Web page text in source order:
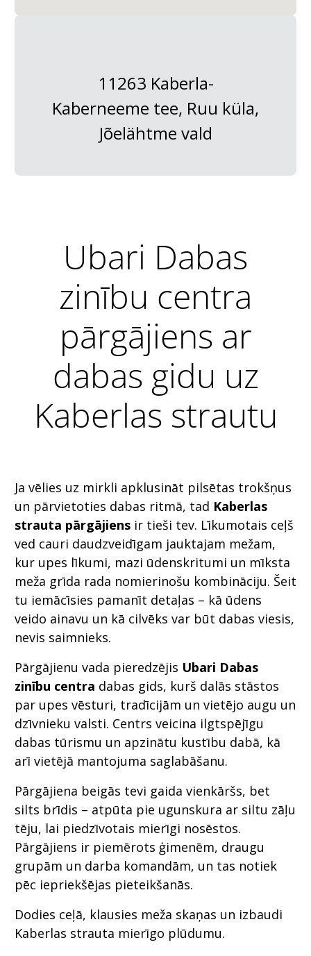
11263 Kaberla-
Kaberneeme tee, Ruu küla,
Jõelähtme vald
Ubari Dabas
zinību centra
pārgājiens ar
dabas gidu uz
Kaberlas strautu
Ja vēlies uz mirkli apklusināt pilsētas trokšņus
un pārvietoties dabas ritmā, tad Kaberlas
strauta pārgājiens ir tieši tev. Līkumotais ceļš
ved cauri daudzveidīgam jauktajam mežam,
kur upes līkumi, mazi ūdenskritumi un mīksta
meža grīda rada nomierinošu kombināciju. Šeit
tu iemācīsies pamanīt detaļas – kā ūdens
veido ainavu un kā cilvēks var būt dabas viesis,
nevis saimnieks.
Pārgājienu vada pieredzējis Ubari Dabas
zinību centra dabas gids, kurš dalās stāstos
par upes vēsturi, tradīcijām un vietējo augu un
dzīvnieku valsti. Centrs veicina ilgtspējīgu
dabas tūrismu un apzinātu kustību dabā, kā
arī vietējā mantojuma saglabāšanu.
Pārgājiena beigās tevi gaida vienkāršs, bet
silts brīdis – atpūta pie ugunskura ar siltu zāļu
tēju, lai piedzīvotais mierīgi nosēstos.
Pārgājiens ir piemērots ģimenēm, draugu
grupām un darba komandām, un tas notiek
pēc iepriekšējas pieteikšanās.
Dodies ceļā, klausies meža skaņas un izbaudi
Kaberlas strauta mierīgo plūdumu.